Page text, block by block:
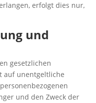
erfolgt dies nur,
und
gesetzlichen
auf unentgeltliche
und den Zweck der